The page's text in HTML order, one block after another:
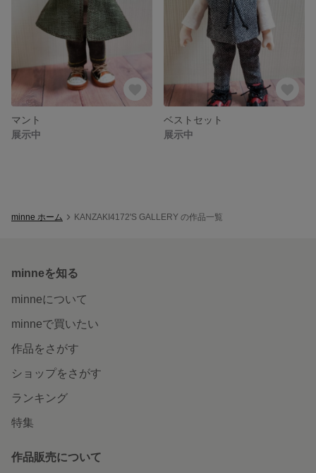
マント
展示中
ベストセット
展示中
minne ホーム KANZAKI4172'S GALLERY の作品一覧
minneを知る
minneについて
minneで買いたい
作品をさがす
ショップをさがす
ランキング
特集
作品販売について